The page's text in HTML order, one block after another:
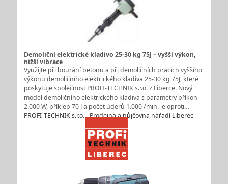
Demoliční elektrické kladivo 25-30 kg 75J – vyšší výkon,
nižší vibrace
Využijte při bourání betonu a při demoličních pracích vyššího
výkonu demoličního elektrického kladiva 25-30 kg 75J, které
poskytuje společnost PROFI-TECHNIK s.r.o. z Liberce. Nový
model demoličního elektrického kladiva s parametry příkon
2.000 W, příklep 70 J a počet úderů 1.000 /min. je oproti…
PROFI-TECHNIK s.r.o. - Prodejna a půjčovna nářadí Liberec